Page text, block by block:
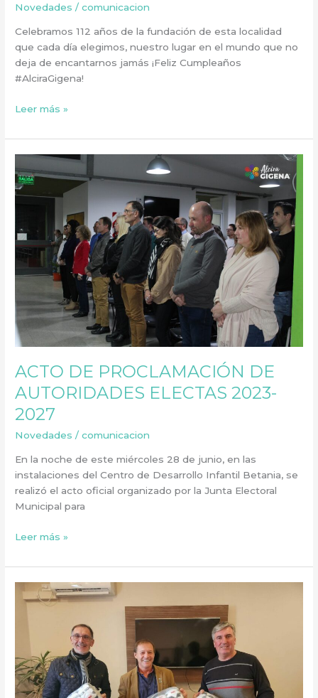
Novedades /comunicacion
Celebramos 112 años de la fundación de esta localidad
que cada día elegimos, nuestro lugar en el mundo que no
deja de encantarnos jamás ¡Feliz Cumpleaños
#AlciraGigena!
Leer más »
ACTO DE PROCLAMACIÓN DE
AUTORIDADES ELECTAS 2023-
2027
Novedades /comunicacion
En la noche de este miércoles 28 de junio, en las
instalaciones del Centro de Desarrollo Infantil Betania, se
realizó el acto oficial organizado por la Junta Electoral
Municipal para
DE
PROCLAMACIÓN
DE
AUTORIDADES
ELECTAS
2023-
2027
Leer más »
ENTREGA
DE
FÚTBOL
A